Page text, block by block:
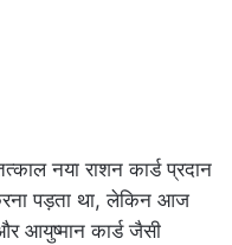
नया राशन कार्ड प्रदान
पड़ता था, लेकिन आज
आयुष्मान कार्ड जैसी